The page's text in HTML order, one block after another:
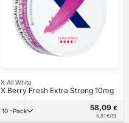
X All White
X Berry Fresh Extra Strong 10mg
10 -Pack 58,09 €
5,81 €/St.